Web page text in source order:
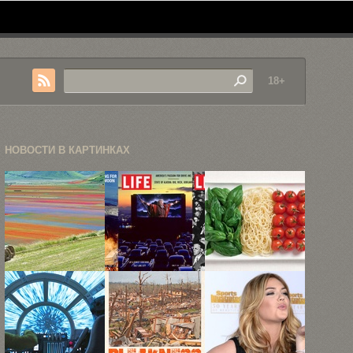
18+
НОВОСТИ В КАРТИНКАХ
Буйство
красок во
время
ежегодного
...
«Уолтер
Митти» и
другие
обложки ...
Съедобные
флаги 18
стран мира